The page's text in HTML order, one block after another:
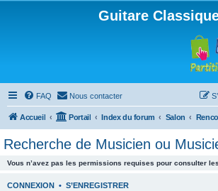
Guitare
FAQ Nous contacter
Accueil Portail Index du forum Salon
Recherche de Musicien ou
Vous n’avez pas les permissions requises pour consulter
CONNEXION • S’ENREGISTRER